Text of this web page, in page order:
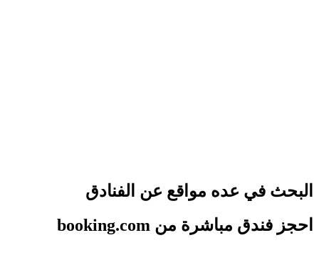
البحث في عده مواقع عن الفنادق
احجز فندق مباشرة من booking.com